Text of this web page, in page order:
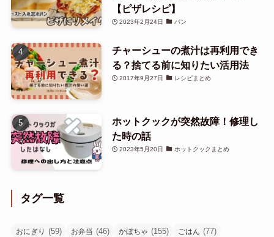
【ピザレシピ】
2023年2月24日 パン
チャーシューの煮汁は再利用でき
る？捨てる前に知りたい活用法
2017年9月27日 レシピまとめ
ホットクックが突然故障！修理し
た時の話
2023年5月20日 ホットクックまとめ
タグ一覧
おにぎり (59) お弁当 (46) かぼちゃ (155) ごはん (77)